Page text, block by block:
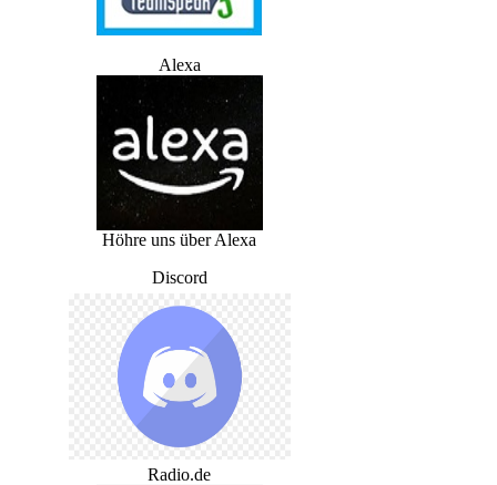
Alexa
Höhre uns über Alexa
Discord
Radio.de